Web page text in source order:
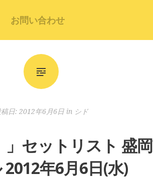
お問い合わせ
日: 2012年6月6日 in シド
セットリスト 盛
年6月6日(水)